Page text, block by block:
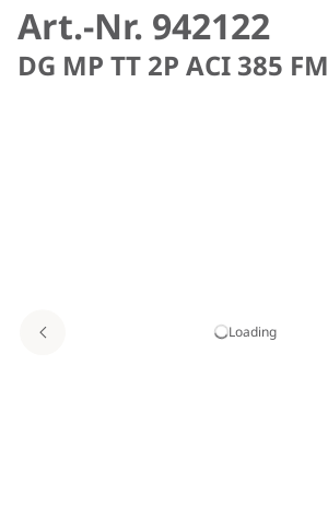
Art.-Nr. 942122
DG MP TT 2P ACI 385 FM
Loading